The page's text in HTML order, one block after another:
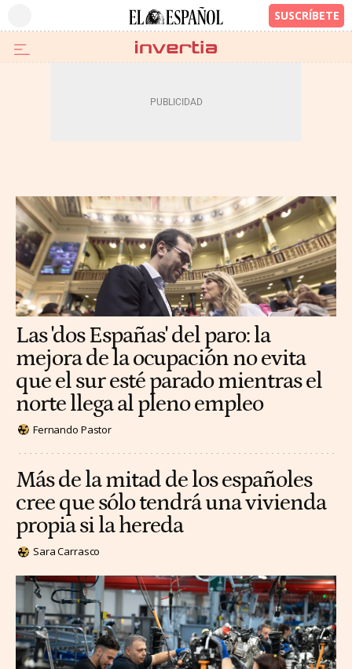
Las 'dos Españas' del paro: la
mejora de la ocupación no evita
que el sur esté parado mientras el
norte llega al pleno empleo
Fernando Pastor
Más de la mitad de los españoles
cree que sólo tendrá una vivienda
propia si la hereda
Sara Carrasco